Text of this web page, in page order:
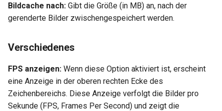
Bildcache nach: Gibt die Größe (in MB) an, nach der
gerenderte Bilder zwischengespeichert werden.
Verschiedenes
FPS anzeigen: Wenn diese Option aktiviert ist, erscheint
eine Anzeige in der oberen rechten Ecke des
Zeichenbereichs. Diese Anzeige verfolgt die Bilder pro
Sekunde (FPS, Frames Per Second) und zeigt die